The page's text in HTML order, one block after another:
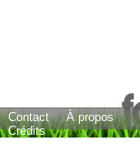
Contact
À propos
Crédits